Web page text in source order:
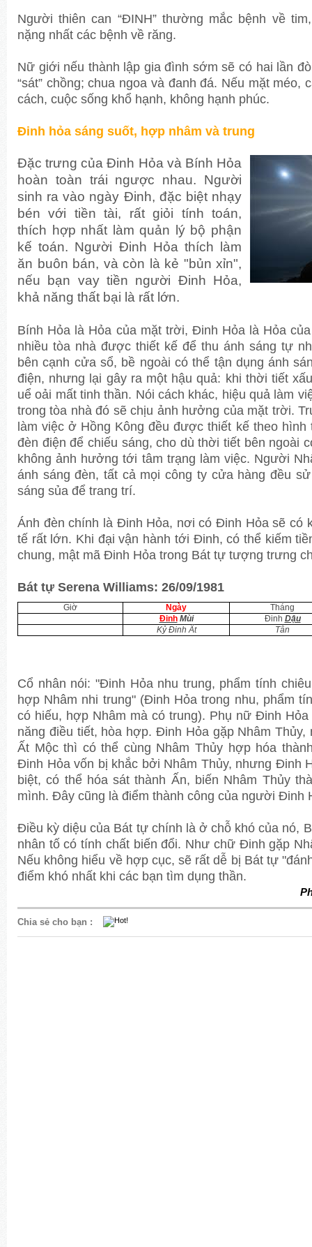
Người thiên can “ĐINH” thường mắc bệnh về
nặng nhất các bệnh về răng.
Nữ giới nếu thành lập gia đình sớm sẽ có hai lần
“sát” chồng; chua ngoa và đanh đá. Nếu mặt méo,
cách, cuộc sống khổ hạnh, không hạnh phúc.
Đinh hỏa sáng suốt, hợp nhâm và trung
Đặc trưng của Đinh Hỏa và Bính Hỏa
hoàn toàn trái ngược nhau. Người
sinh ra vào ngày Đinh, đặc biệt nhạy
bén với tiền tài, rất giỏi tính toán,
thích hợp nhất làm quản lý bộ phận
kế toán. Người Đinh Hỏa thích làm
ăn buôn bán, và còn là kẻ "bủn xỉn",
nếu bạn vay tiền người Đinh Hỏa,
khả năng thất bại là rất lớn.
Bính Hỏa là Hỏa của mặt trời, Đinh Hỏa là Hỏa
nhiều tòa nhà được thiết kế để thu ánh sáng tự
bên cạnh cửa sổ, bề ngoài có thể tận dụng ánh
điện, nhưng lại gây ra một hậu quả: khi thời tiết
uể oải mất tinh thần. Nói cách khác, hiệu quả làm
trong tòa nhà đó sẽ chịu ảnh hưởng của mặt trời.
làm việc ở Hồng Kông đều được thiết kế theo
đèn điện để chiếu sáng, cho dù thời tiết bên ngoài
không ảnh hưởng tới tâm trạng làm việc. Người
ánh sáng đèn, tất cả mọi công ty cửa hàng đều
sáng sủa để trang trí.
Ánh đèn chính là Đinh Hỏa, nơi có Đinh Hỏa sẽ có
tế rất lớn. Khi đại vận hành tới Đinh, có thể kiếm
chung, mật mã Đinh Hỏa trong Bát tự tượng trưng
Bát tự Serena Williams: 26/09/1981
Giờ Ngày
Tháng
Đinh Mùi Đinh Dậu
Kỷ Đinh Ất
Tân
Cổ nhân nói: "Đinh Hỏa nhu trung, phẩm tính
hợp Nhâm nhi trung" (Đinh Hỏa trong nhu, phẩm
có hiếu, hợp Nhâm mà có trung). Phụ nữ Đinh
năng điều tiết, hòa hợp. Đinh Hỏa gặp Nhâm Thủy,
Ất Mộc thì có thể cùng Nhâm Thủy hợp hóa
Đinh Hỏa vốn bị khắc bởi Nhâm Thủy, nhưng Đinh
biệt, có thể hóa sát thành Ấn, biến Nhâm Thủy
mình. Đây cũng là điểm thành công của người Đinh
Điều kỳ diệu của Bát tự chính là ở chỗ khó của nó,
nhân tố có tính chất biến đổi. Như chữ Đinh gặp
Nếu không hiểu về hợp cục, sẽ rất dễ bị Bát tự
điểm khó nhất khi các bạn tìm dụng thần.
Chia sẻ cho bạn :